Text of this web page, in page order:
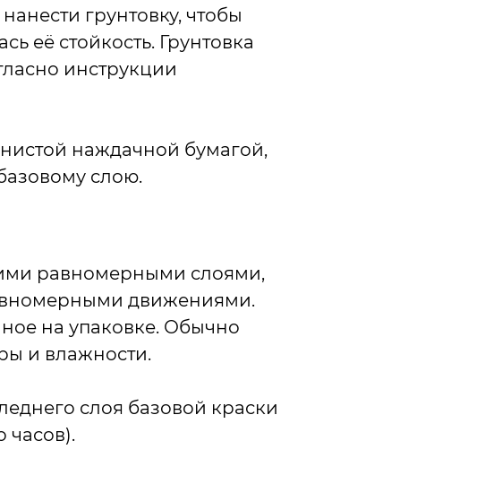
грунтовку, чтобы
её стойкость. Грунтовка
инструкции
наждачной бумагой,
слою.
равномерными слоями,
движениями.
на упаковке. Обычно
и влажности.
слоя базовой краски
часов).